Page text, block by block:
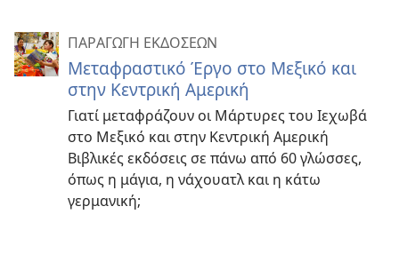
ΠΑΡΑΓΩΓΗ ΕΚΔΟΣΕΩΝ
Μεταφραστικό Έργο στο Μεξικό και
στην Κεντρική Αμερική
Γιατί μεταφράζουν οι Μάρτυρες του Ιεχωβά
στο Μεξικό και στην Κεντρική Αμερική
Βιβλικές εκδόσεις σε πάνω από 60 γλώσσες,
όπως η μάγια, η νάχουατλ και η κάτω
γερμανική;